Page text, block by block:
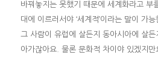
바꿔놓지는 못했기 때문에 세계화라고 부
대에 이르러서야 ‘세계적’이라는 말이 가
그 사람이 유럽에 살든지 동아시아에 살
아가잖아요. 물론 문화적 차이야 있겠지만